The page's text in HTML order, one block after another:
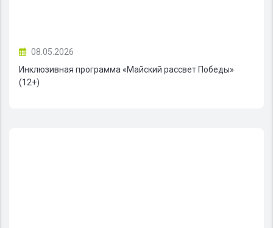
08.05.2026
Инклюзивная программа «Майский рассвет Победы»
(12+)